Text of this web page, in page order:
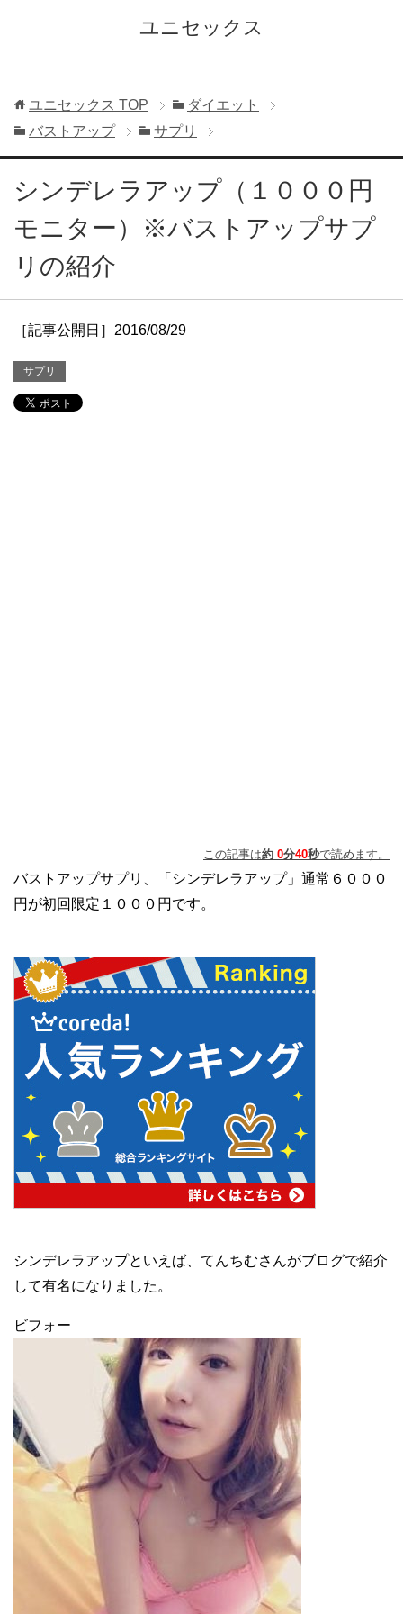
ユニセックス
ユニセックス TOP
ダイエット
バストアップ
サプリ
シンデレラアップ（１０００円
モニター）※バストアップサプ
リの紹介
［記事公開日］2016/08/29
サプリ
この記事は約 0分40秒で読めます。
バストアップサプリ、「シンデレラアップ」通常６０００
円が初回限定１０００円です。
シンデレラアップといえば、てんちむさんがブログで紹介
して有名になりました。
ビフォー